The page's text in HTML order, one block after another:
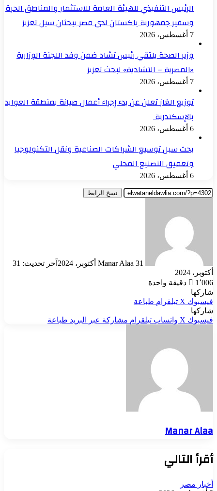
الرئيس التنفيذي للهيئة العامة للاستثمار والمناطق الحرة
وسفير جمهورية باكستان لدى مصر يبحثان سبل تعزيز
7 أغسطس، 2026
وزير الصحة يلتقي رئيس تشاد ضمن وفد اللجنة الوزارية
«المصرية – التشادية» لبحث تعزيز
7 أغسطس، 2026
توزيع الغاز تعلن عن بدء إجراء أعمال صيانة بمنطقة العوايد
بالإسكندرية
6 أغسطس، 2026
بحث سبل توسيع الشراكات الصناعية ونقل التكنولوجيا
وتعميق التصنيع المحلي
6 أغسطس، 2026
نسخ الرابط
Manar Alaa 31 أكتوبر، 2024
آخر تحديث: 31
أكتوبر، 2024
1٬006
دقيقة واحدة
شاركها
فيسبوك ‫X تيلقرام طباعة
شاركها
فيسبوك ‫X واتساب تيلقرام مشاركة عبر البريد طباعة
Manar Alaa
أقرأ التالي
أخبار مصر